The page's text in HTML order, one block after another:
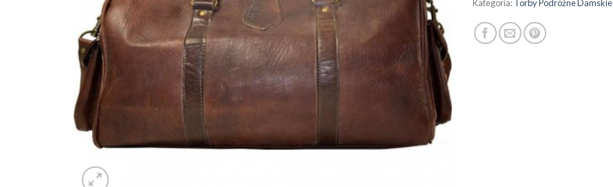
Kategoria:Torby Podróżne Damskie